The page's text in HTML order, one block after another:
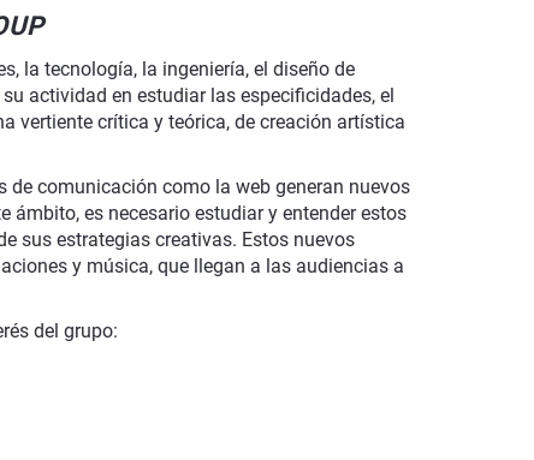
la tecnología, la ingeniería, el diseño de
actividad en estudiar las especificidades, el
vertiente crítica y teórica, de creación artística
comunicación como la web generan nuevos
es necesario estudiar y entender estos
sus estrategias creativas. Estos nuevos
y música, que llegan a las audiencias a
del grupo: